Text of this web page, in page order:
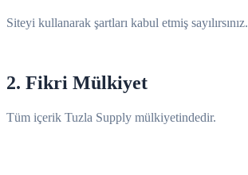
Siteyi kullanarak şartları kabul etmiş sayılırsınız.
2. Fikri Mülkiyet
Tüm içerik Tuzla Supply mülkiyetindedir.